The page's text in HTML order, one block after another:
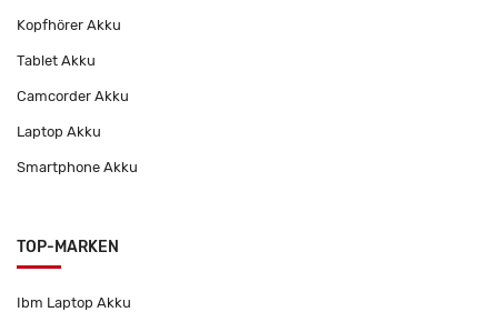
Kopfhörer Akku
Tablet Akku
Camcorder Akku
Laptop Akku
Smartphone Akku
TOP-MARKEN
Ibm Laptop Akku